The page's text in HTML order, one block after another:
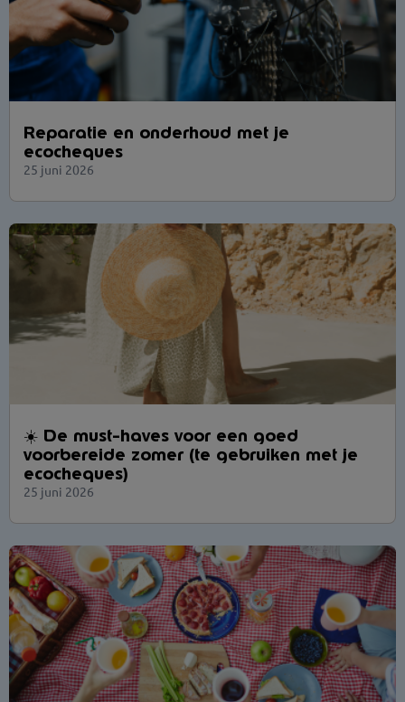
Reparatie en onderhoud met je
ecocheques
25 juni 2026
☀️ De must-haves voor een goed
voorbereide zomer (te gebruiken met je
ecocheques)
25 juni 2026